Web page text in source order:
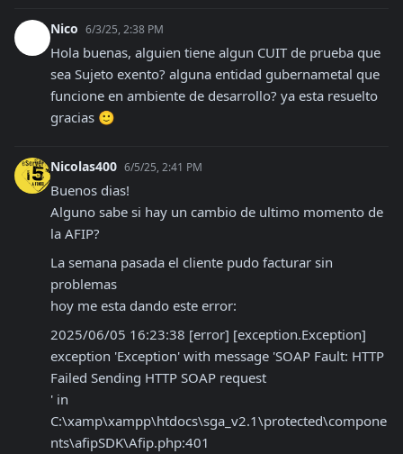
Nico 6/3/25, 2:38 PM
Hola buenas, alguien tiene algun CUIT de prueba que
sea Sujeto exento? alguna entidad gubernametal que
funcione en ambiente de desarrollo? ya esta resuelto
gracias 🙂
Nicolas400 6/5/25, 2:41 PM
Buenos dias!
Alguno sabe si hay un cambio de ultimo momento de
la AFIP?
La semana pasada el cliente pudo facturar sin
problemas
hoy me esta dando este error:
2025/06/05 16:23:38 [error] [exception.Exception]
exception 'Exception' with message 'SOAP Fault: HTTP
Failed Sending HTTP SOAP request
' in
C:\xamp\xampp\htdocs\sga_v2.1\protected\compone
nts\afipSDK\Afip.php:401